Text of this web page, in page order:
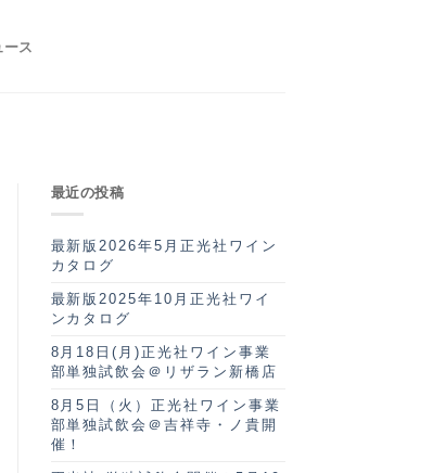
ース
最近の投稿
最新版2026年5月正光社ワイン
カタログ
最新版2025年10月正光社ワイ
ンカタログ
8月18日(月)正光社ワイン事業
部単独試飲会＠リザラン新橋店
8月5日（火）正光社ワイン事業
部単独試飲会＠吉祥寺・ノ貴開
催！